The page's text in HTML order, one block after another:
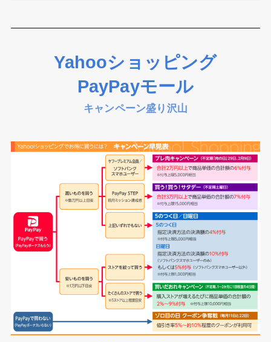
Yahooショッピング
PayPayモール
キャンペーン盛り沢山